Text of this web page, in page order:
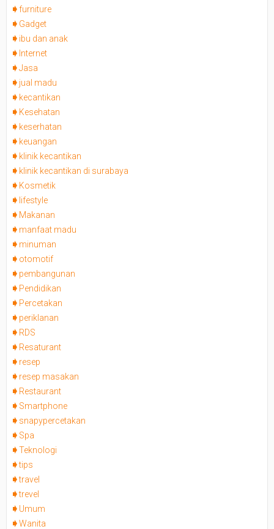
furniture
Gadget
ibu dan anak
Internet
Jasa
jual madu
kecantikan
Kesehatan
keserhatan
keuangan
klinik kecantikan
klinik kecantikan di surabaya
Kosmetik
lifestyle
Makanan
manfaat madu
minuman
otomotif
pembangunan
Pendidikan
Percetakan
periklanan
RDS
Resaturant
resep
resep masakan
Restaurant
Smartphone
snapypercetakan
Spa
Teknologi
tips
travel
trevel
Umum
Wanita